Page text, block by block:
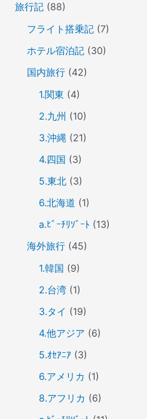
旅行記(88)
フライト搭乗記(7)
ホテル宿泊記(30)
国内旅行(42)
1.関東 (4)
2.九州 (10)
3.沖縄(21)
4.四国 (3)
5.東北(3)
6.北海道 (1)
a.ﾋﾞｰﾁﾘｿﾞｰﾄ (13)
海外旅行(45)
1.韓国 (9)
2.台湾(1)
3.タイ (19)
4.他アジア (6)
5.ｵｾｱﾆｱ(3)
6.アメリカ (1)
8.アフリカ (6)